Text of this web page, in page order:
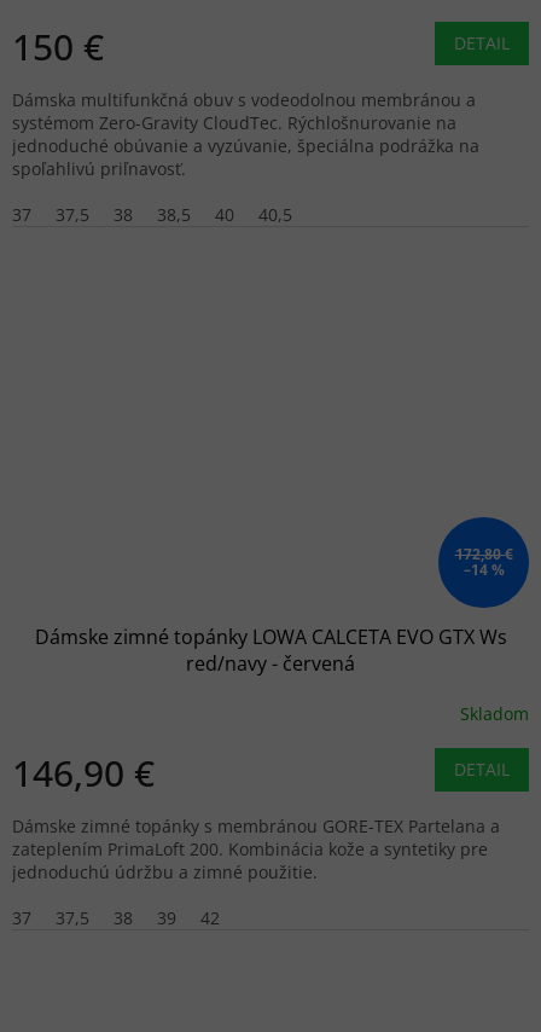
150 € DETAIL
Dámska multifunkčná obuv s vodeodolnou membránou a
systémom Zero-Gravity CloudTec. Rýchlošnurovanie na
jednoduché obúvanie a vyzúvanie, špeciálna podrážka na
spoľahlivú priľnavosť.
37
37,5 38 38,5 40 40,5
172,80 €
–14 %
Dámske zimné topánky LOWA CALCETA EVO GTX Ws
red/navy - červená
Skladom
146,90 € DETAIL
Dámske zimné topánky s membránou GORE-TEX Partelana a
zateplením PrimaLoft 200. Kombinácia kože a syntetiky pre
jednoduchú údržbu a zimné použitie.
37
37,5 38 39 42